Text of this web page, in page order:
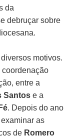
da
debruçar sobre
motivos.
coordenação
entre a
Santose a
. Depois do ano
as
de Romero